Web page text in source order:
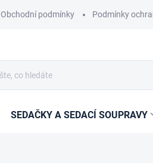
Obchodní podmínky Podmínky
SEDAČKY A SEDACÍ SOUPRAVY